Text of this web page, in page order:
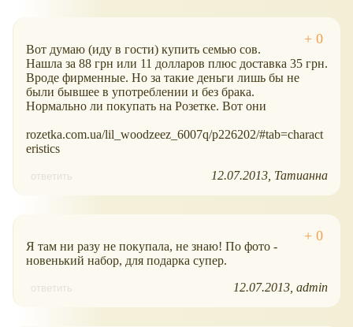
Вот думаю (иду в гости) купить семью сов.
Нашла за 88 грн или 11 долларов плюс доставка 35 грн.
Вроде фирменные. Но за такие деньги лишь бы не
были бывшее в употреблении и без брака.
Нормально ли покупать на Розетке. Вот они
rozetka.com.ua/lil_woodzeez_6007q/p226202/#tab=charact
eristics
ответить 12.07.2013 Татианна
Я там ни разу не покупала, не знаю! По фото -
новенький набор, для подарка супер.
ответить 12.07.2013 admin